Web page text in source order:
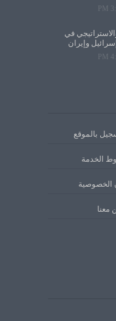
في
وإيران
بالموقع
الخدمة
الخصوصية
معنا